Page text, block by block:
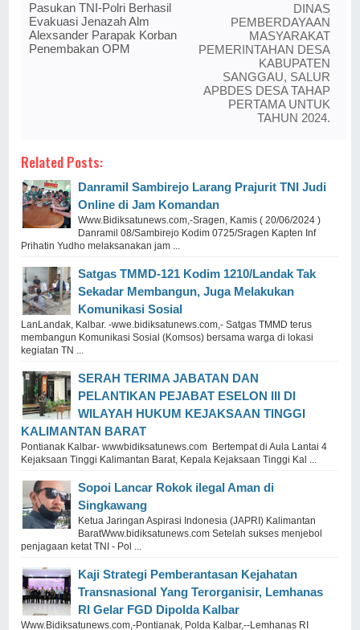
Pasukan TNI-Polri Berhasil
Evakuasi Jenazah Alm
Alexsander Parapak Korban
Penembakan OPM
DINAS
PEMBERDAYAAN
MASYARAKAT
PEMERINTAHAN DESA
KABUPATEN
SANGGAU, SALUR
APBDES DESA TAHAP
PERTAMA UNTUK
TAHUN 2024.
Related Posts:
Danramil Sambirejo Larang Prajurit TNI Judi
Online di Jam Komandan
Www.Bidiksatunews.com,-Sragen, Kamis ( 20/06/2024 )
Danramil 08/Sambirejo Kodim 0725/Sragen Kapten Inf
Prihatin Yudho melaksanakan jam ...
Satgas TMMD-121 Kodim 1210/Landak Tak
Sekadar Membangun, Juga Melakukan
Komunikasi Sosial
LanLandak, Kalbar. -wwe.bidiksatunews.com,- Satgas TMMD terus
membangun Komunikasi Sosial (Komsos) bersama warga di lokasi
kegiatan TN ...
SERAH TERIMA JABATAN DAN
PELANTIKAN PEJABAT ESELON III DI
WILAYAH HUKUM KEJAKSAAN TINGGI
KALIMANTAN BARAT
Pontianak Kalbar- wwwbidiksatunews.com Bertempat di Aula Lantai 4
Kejaksaan Tinggi Kalimantan Barat, Kepala Kejaksaan Tinggi Kal ...
Sopoi Lancar Rokok ilegal Aman di
Singkawang
Ketua Jaringan Aspirasi Indonesia (JAPRI) Kalimantan
BaratWww.bidiksatunews.com Setelah sukses menjebol
penjagaan ketat TNI - Pol ...
Kaji Strategi Pemberantasan Kejahatan
Transnasional Yang Terorganisir, Lemhanas
RI Gelar FGD Dipolda Kalbar
Www.Bidiksatunews.com,-Pontianak, Polda Kalbar,--Lemhanas RI